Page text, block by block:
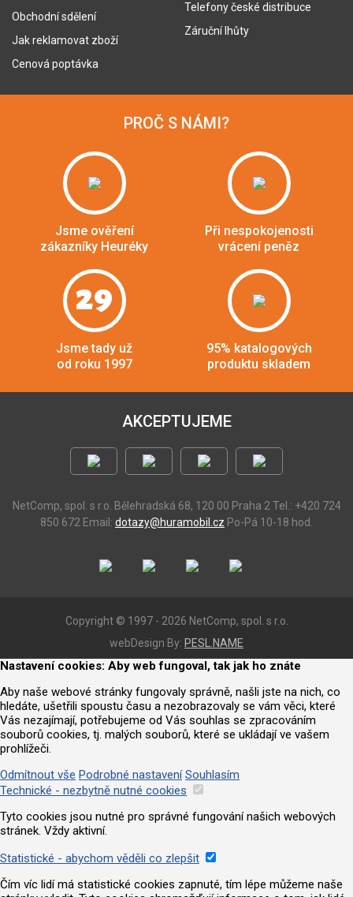
Obchodní sdělení
Jak reklamovat zboží
Cenová poptávka
Telefony české distribuce
Záruční lhůty
PROČ S NÁMI?
Jsme ověření
zákazníky Heuréky
Při nespokojenosti
vrácení peněz
29
Jsme tady už
od roku 1997
95% katalogových
produktu skladem
AKCEPTUJEME
NetComp, spol. s r.o. Bělehradská 68, 120 00 Praha 2 Tel.: +420 724
850 672 Email: dotazy@huramobil.cz Po-Pá 10-18 hod.
Copyright © 1997 - 2026 NetComp, spol. s r.o.
webDesign By: PESL.NAME
Nastavení cookies: Aby web fungoval, tak jak ho znáte
Aby naše webové stránky fungovaly správně, našli jste na nich, co
hledáte, ušetřili spoustu času a nezobrazovaly se vám věci, které
Vás nezajímají, potřebujeme od Vás souhlas se zpracováním
souborů cookies, tj. malých souborů, které se ukládají ve vašem
prohlížeči.
Odmítnout vše Podrobné nastavení Souhlasím
Technické - nezbytně nutné cookies
Tyto cookies jsou nutné pro správné fungování našich webových
stránek. Vždy aktivní.
Statistické - abychom věděli co zlepšit
Čím víc lidí má statistické cookies zapnuté, tím lépe můžeme naše